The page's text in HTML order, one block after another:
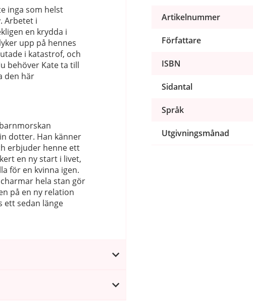
inga som helst
Arbetet i
en krydda i
upp på hennes
i katastrof, och
behöver Kate ta till
den här
dotter. Han känner
erbjuder henne ett
en ny start i livet,
för en kvinna igen.
hela stan gör
på en ny relation
ett sedan länge
Artikelnummer
Författare
ISBN
Sidantal
Språk
Utgivningsmånad